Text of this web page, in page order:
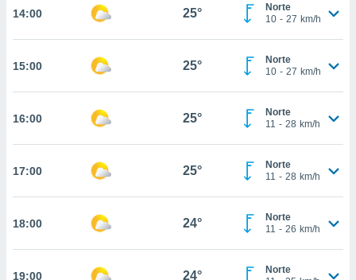
botón
a la
todas
ya sean
nos
en
perfil
y
CONTINUAR
14:00 25°
Norte
10 - 27 km/h
15:00 25°
Norte
10 - 27 km/h
16:00 25°
Norte
11 - 28 km/h
17:00 25°
Norte
11 - 28 km/h
18:00 24°
Norte
11 - 26 km/h
19:00 24°
Norte